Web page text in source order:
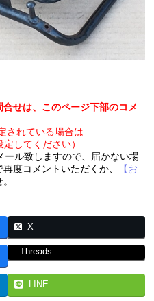
せは、このページ下部のコメ
されている場合は
してください）
ル致しますので、届かない場
度コメントいただくか、
【お
X
Threads
LINE